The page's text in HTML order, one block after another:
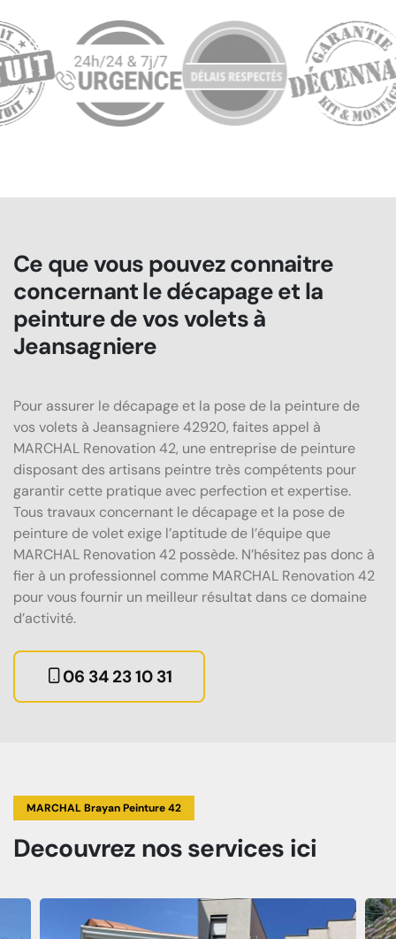
Ce que vous pouvez connaitre
concernant le décapage et la
peinture de vos volets à
Jeansagniere
Pour assurer le décapage et la pose de la peinture de
vos volets à Jeansagniere 42920, faites appel à
MARCHAL Renovation 42, une entreprise de peinture
disposant des artisans peintre très compétents pour
garantir cette pratique avec perfection et expertise.
Tous travaux concernant le décapage et la pose de
peinture de volet exige l’aptitude de l’équipe que
MARCHAL Renovation 42 possède. N’hésitez pas donc à
fier à un professionnel comme MARCHAL Renovation 42
pour vous fournir un meilleur résultat dans ce domaine
d’activité.
06 34 23 10 31
MARCHAL Brayan Peinture 42
Decouvrez nos services ici